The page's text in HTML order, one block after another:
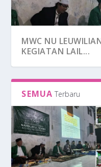
BENARKAH
RELA DENGAN ISLA...
MWC NU
KEGIATAN LAIL...
SEMUA Terbaru